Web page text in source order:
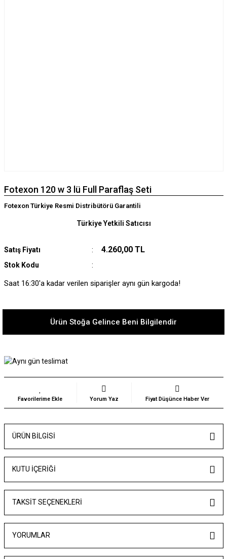
Fotexon 120 w 3 lü Full Paraflaş Seti
Fotexon Türkiye Resmi Distribütörü Garantili
Satış Fiyatı 4.260,00 TL
Stok Kodu
Türkiye Yetkili Satıcısı
Saat 16:30'a kadar verilen siparişler aynı gün kargoda!
Ürün Stoğa Gelince Beni Bilgilendir
Yorum Yaz Fiyat Düşünce Haber Ver
ÜRÜN BILGISI
KUTU İÇERİĞİ
TAKSIT SEÇENEKLERI
YORUMLAR